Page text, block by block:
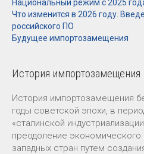
Национальный режим с 2025
Что изменится в 2026 году.
российского ПО
Будущее импортозамещения
История импортозамещения
История импортозамещения
годы советской эпохи, в
«сталинской
преодоление
западных стран путем